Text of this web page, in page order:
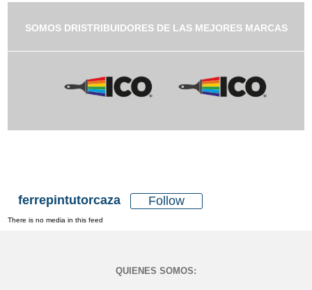
SOMOS DRISTRIBUIDORES DE LAS MEJORES MARCAS
ferrepintutorcaza Follow
There is no media in this feed
QUIENES SOMOS: